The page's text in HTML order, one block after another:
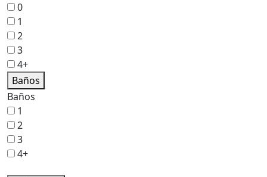
0
1
2
3
4+
Baños
Baños
1
2
3
4+